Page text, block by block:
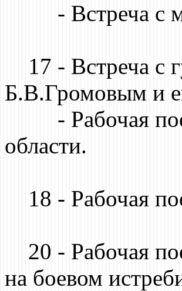
- Встреча с
17 - Встреча с
Б.В.Громовым и
- Рабочая
области.
18 - Рабочая
20 - Рабочая
на боевом